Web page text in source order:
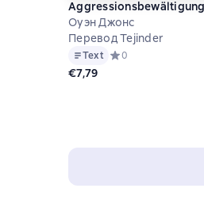
Aggressionsbewältigung
Оуэн Джонс
Перевод Tejinder
Text Средний рейтинг 0
0
€7,79